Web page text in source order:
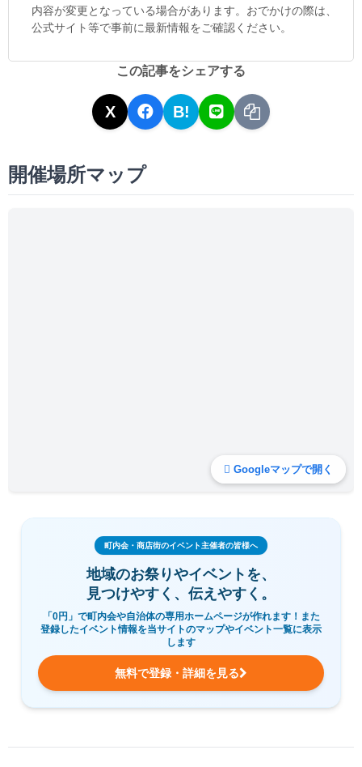
内容が変更となっている場合があります。おでかけの際は、
公式サイト等で事前に最新情報をご確認ください。
この記事をシェアする
X B!
開催場所マップ
Googleマップで開く
町内会・商店街のイベント主催者の皆様へ
地域のお祭りやイベントを、
見つけやすく、伝えやすく。
「0円」で町内会や自治体の専用ホームページが作れます！また
登録したイベント情報を当サイトのマップやイベント一覧に表示
します
無料で登録・詳細を見る